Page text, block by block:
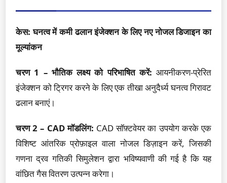
केस: घनत्व में कमी ढलान इंजेक्शन के लिए नए नोजल डिजाइन का
मूल्यांकन
चरण 1 – भौतिक लक्ष्य को परिभाषित करें: आयनीकरण-प्रेरित
इंजेक्शन को ट्रिगर करने के लिए एक तीखा अनुदैर्ध्य घनत्व गिरावट
ढलान बनाएं।
चरण 2 – CAD मॉडलिंग: CAD सॉफ़्टवेयर का उपयोग करके एक
विशिष्ट आंतरिक प्रोफ़ाइल वाला नोजल डिज़ाइन करें, जिसकी
गणना द्रव गतिकी सिमुलेशन द्वारा भविष्यवाणी की गई है कि यह
वांछित गैस वितरण उत्पन्न करेगा।